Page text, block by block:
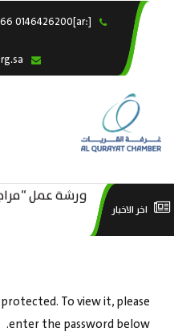
[:ar]966146426200+[:en]+966 0146426200[:] ×
التقديم
اخر الاخبار
ورشة عمل
To view it, please
enter the password below.